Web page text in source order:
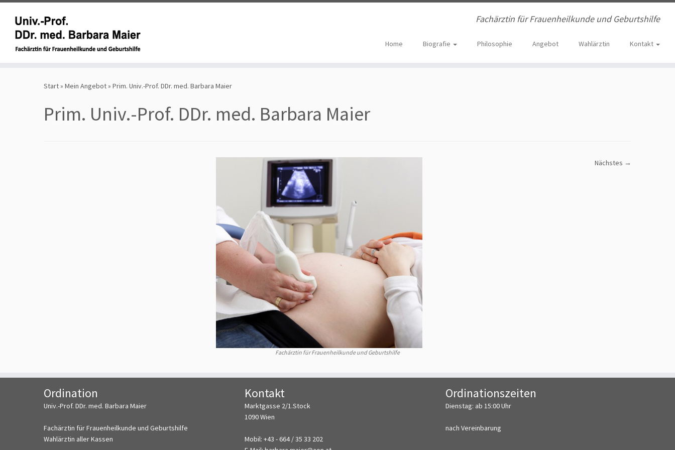
Fachärztin für Frauenheilkunde und Geburtshilfe
Home Biografie Philosophie Angebot Wahlärztin Kontakt
Start» Mein Angebot» Prim. Univ.-Prof. DDr. med. Barbara Maier
Prim. Univ.-Prof. DDr. med. Barbara Maier
Nächstes →
Fachärztin für Frauenheilkunde und Geburtshilfe
Ordination
Univ.-Prof. DDr. med. Barbara Maier
Fachärztin für Frauenheilkunde und Geburtshilfe
Wahlärztin aller Kassen
Kontakt
Marktgasse 2/1.Stock
1090 Wien
Mobil: +43 - 664 / 35 33 202
Ordinationszeiten
Dienstag: ab 15:00 Uhr
nach Vereinbarung